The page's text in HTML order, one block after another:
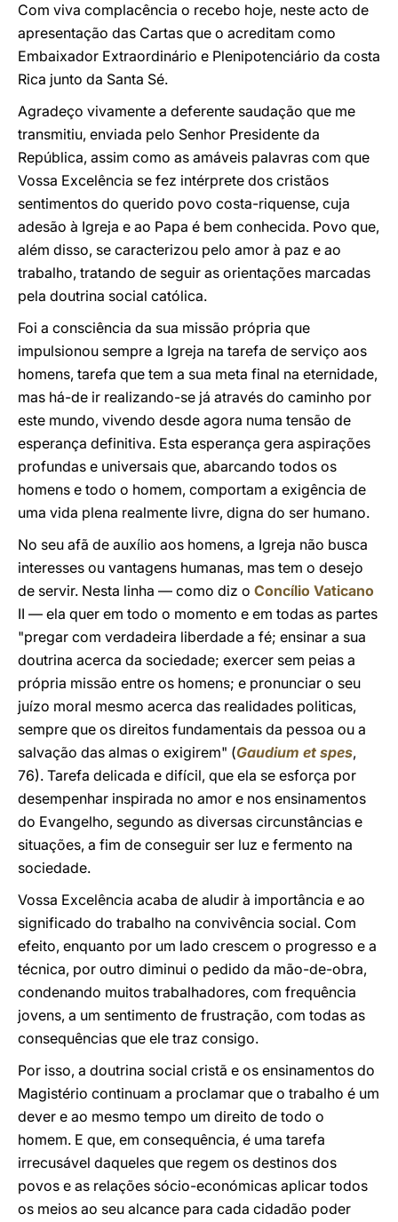
Com viva complacência o recebo hoje, neste acto de
apresentação das Cartas que o acreditam como
Embaixador Extraordinário e Plenipotenciário da costa
Rica junto da Santa Sé.
Agradeço vivamente a deferente saudação que me
transmitiu, enviada pelo Senhor Presidente da
República, assim como as amáveis palavras com que
Vossa Excelência se fez intérprete dos cristãos
sentimentos do querido povo costa-riquense, cuja
adesão à Igreja e ao Papa é bem conhecida. Povo que,
além disso, se caracterizou pelo amor à paz e ao
trabalho, tratando de seguir as orientações marcadas
pela doutrina social católica.
Foi a consciência da sua missão própria que
impulsionou sempre a Igreja na tarefa de serviço aos
homens, tarefa que tem a sua meta final na eternidade,
mas há-de ir realizando-se já através do caminho por
este mundo, vivendo desde agora numa tensão de
esperança definitiva. Esta esperança gera aspirações
profundas e universais que, abarcando todos os
homens e todo o homem, comportam a exigência de
uma vida plena realmente livre, digna do ser humano.
No seu afã de auxílio aos homens, a Igreja não busca
interesses ou vantagens humanas, mas tem o desejo
de servir. Nesta linha — como diz o Concílio Vaticano
II — ela quer em todo o momento e em todas as partes
"pregar com verdadeira liberdade a fé; ensinar a sua
doutrina acerca da sociedade; exercer sem peias a
própria missão entre os homens; e pronunciar o seu
juízo moral mesmo acerca das realidades politicas,
sempre que os direitos fundamentais da pessoa ou a
salvação das almas o exigirem" (Gaudium et spes,
76). Tarefa delicada e difícil, que ela se esforça por
desempenhar inspirada no amor e nos ensinamentos
do Evangelho, segundo as diversas circunstâncias e
situações, a fim de conseguir ser luz e fermento na
sociedade.
Vossa Excelência acaba de aludir à importância e ao
significado do trabalho na convivência social. Com
efeito, enquanto por um lado crescem o progresso e a
técnica, por outro diminui o pedido da mão-de-obra,
condenando muitos trabalhadores, com frequência
jovens, a um sentimento de frustração, com todas as
consequências que ele traz consigo.
Por isso, a doutrina social cristã e os ensinamentos do
Magistério continuam a proclamar que o trabalho é um
dever e ao mesmo tempo um direito de todo o
homem. E que, em consequência, é uma tarefa
irrecusável daqueles que regem os destinos dos
povos e as relações sócio-económicas aplicar todos
os meios ao seu alcance para cada cidadão poder